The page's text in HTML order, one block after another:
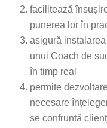
facilitează
punerea lor în
asigură
unui Coach de
în timp real
permite
necesare
se confruntă